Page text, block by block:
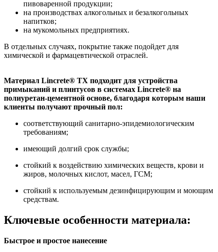
пивоваренной продукции;
на производствах алкогольных и безалкогольных
напитков;
на мукомольных предприятиях.
В отдельных случаях, покрытие также подойдет для
химической и фармацевтической отраслей.
Материал Lincrete® TX подходит для устройства
примыканий и плинтусов в системах Lincrete® на
полиуретан-цементной основе, благодаря которым наши
клиенты получают прочный пол:
соответствующий санитарно-эпидемиологическим
требованиям;
имеющий долгий срок службы;
стойкий к воздействию химических веществ, крови и
жиров, молочных кислот, масел, ГСМ;
cтойкий к используемым дезинфицирующим и моющим
средствам.
Ключевые особенности материала:
Быстрое и простое нанесение